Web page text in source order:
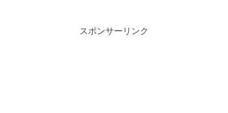
スポンサーリンク